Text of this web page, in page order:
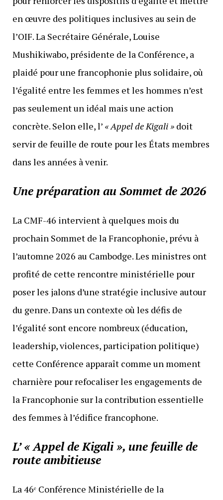
en œuvre des politiques inclusives au sein de
l’OIF. La Secrétaire Générale, Louise
Mushikiwabo, présidente de la Conférence, a
plaidé pour une francophonie plus solidaire, où
l’égalité entre les femmes et les hommes n’est
pas seulement un idéal mais une action
concrète. Selon elle, l’ « Appel de Kigali »doit
servir de feuille de route pour les États membres
dans les années à venir.
Une préparation au Sommet de 2026
La CMF-46 intervient à quelques mois du
prochain Sommet de la Francophonie, prévu à
l’automne 2026 au Cambodge. Les ministres ont
profité de cette rencontre ministérielle pour
poser les jalons d’une stratégie inclusive autour
du genre. Dans un contexte où les défis de
l’égalité sont encore nombreux (éducation,
leadership, violences, participation politique)
cette Conférence apparaît comme un moment
charnière pour refocaliser les engagements de
la Francophonie sur la contribution essentielle
des femmes à l’édifice francophone.
L’ « Appel de Kigali », une feuille de
route ambitieuse
La 46ᵉ Conférence Ministérielle de la